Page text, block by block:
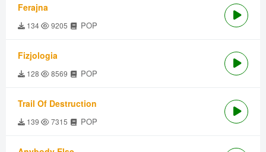
Ferajna
134 9205 POP
Fizjologia
128 8569 POP
Trail Of Destruction
139 7315 POP